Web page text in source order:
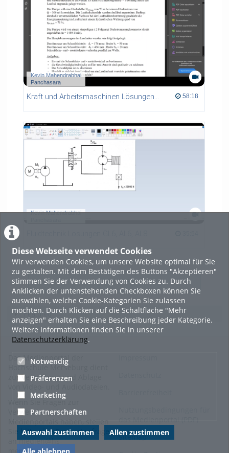
Diese Webseite verwendet Cookies
Wir verwenden Cookies, um unsere Website optimal für Sie
zu gestalten. Mit dem Bestätigen des Buttons "Akzeptieren"
stimmen Sie der Verwendung von Cookies zu. Durch
Anklicken der untenstehenden Checkboxen können Sie
auswählen, welche Cookie-Kategorien Sie zulassen
möchten. Durch Klicken auf die Schaltfläche "Mehr
anzeigen" erhalten Sie eine Beschreibung jeder Kategorie.
Weitere Informationen finden Sie in unserer
Datenschutzerklärung.
Notwendig
Präferenzen
Marketing
Partnerschaften
Auswahl zustimmen
Allen zustimmen
Kevin Mahendrabhai
Panchasara
Kraft und Arbeitsmaschinen Lösungen KL3,KL4,ASLRD1,RAD1 58:18
58:18 duration
Kevin Mahendrabhai
35:54 duration
LADE MEHR
Featured
Das Medienportal der
Hochschule Merseburg dient
zur Verwaltung und Ablage
Wenn Sie Fragen zur
Verwendung des
Medienportals haben, stellen
Sie bitte eine Supportanfrage
anmedien@hs-
merseburg.de.
das Medienportal (PDF)
Sitemap